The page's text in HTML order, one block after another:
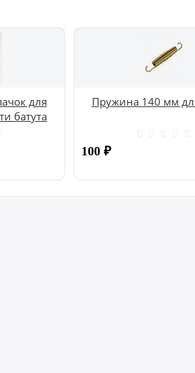
для
батута
Пружина 140 мм
100 ₽